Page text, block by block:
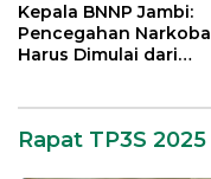
Kepala BNNP Jambi:
Pencegahan Narkoba
Harus Dimulai dari
Rapat TP3S 2025